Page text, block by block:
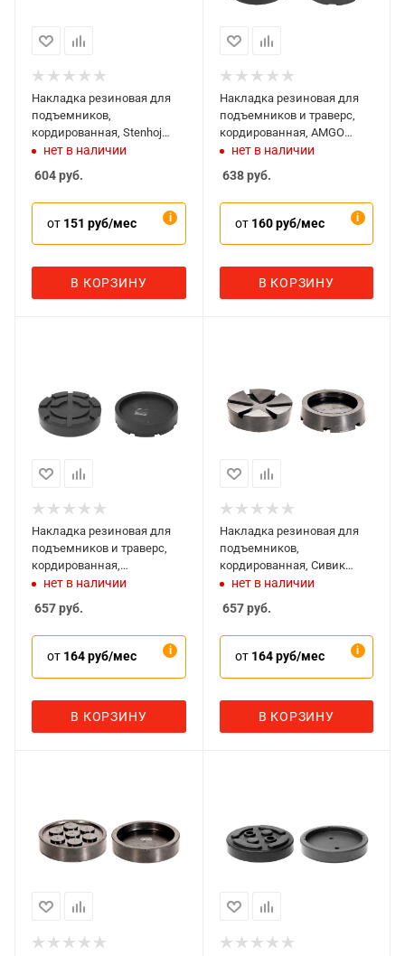
Накладка резиновая для
подъемников,
кордированная, Stenhoj
1021К
нет в наличии
604руб.
от 151 руб/мес
В КОРЗИНУ
Накладка резиновая для
подъемников и траверс,
кордированная, AMGO
1043К
нет в наличии
638руб.
от 160 руб/мес
В КОРЗИНУ
Накладка резиновая для
подъемников и траверс,
кордированная,
RAVAGLIOLI 1038К
нет в наличии
657руб.
от 164 руб/мес
В КОРЗИНУ
Накладка резиновая для
подъемников,
кордированная, Сивик
1018К
нет в наличии
657руб.
от 164 руб/мес
В КОРЗИНУ